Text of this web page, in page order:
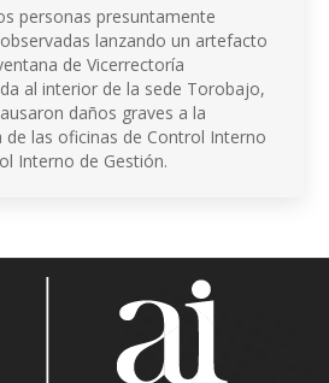
personas presuntamente
lanzando un artefacto
de Vicerrectoría
al interior de la sede Torobajo,
daños graves a la
las oficinas de Control Interno
Interno de Gestión.